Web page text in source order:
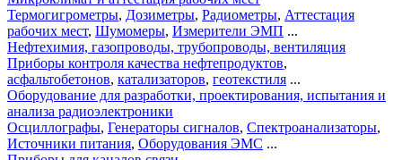
Термогигрометры, Дозиметры, Радиометры, Аттестация
рабочих мест, Шумомеры, Измерители ЭМП ...
Нефтехимия, газопроводы, трубопроводы, вентиляция
Приборы контроля качества нефтепродуктов,
асфальтобетонов, катализаторов, геотекстиля ...
Оборудование для разработки, проектирования, испытания и
анализа радиоэлектроники
Осциллографы, Генераторы сигналов, Спектроанализаторы,
Источники питания, Оборудования ЭМС ...